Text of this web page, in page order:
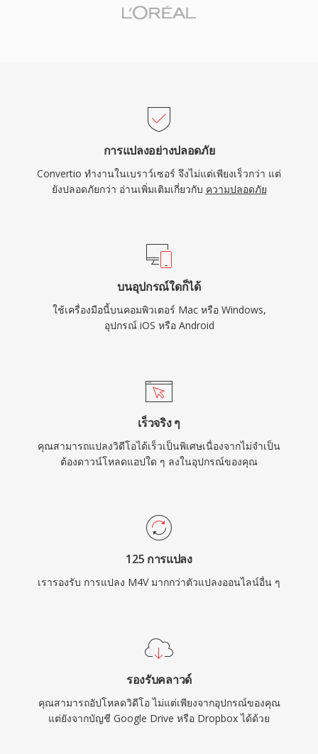
การแปลงอย่างปลอดภัย
Convertio ทำงานในเบราว์เซอร์ จึงไม่แต่เพียงเร็วกว่า แต่
ยังปลอดภัยกว่า อ่านเพิ่มเติมเกี่ยวกับ ความปลอดภัย
บนอุปกรณ์ใดก็ได้
ใช้เครื่องมือนี้บนคอมพิวเตอร์ Mac หรือ Windows,
อุปกรณ์ iOS หรือ Android
เร็วจริง ๆ
คุณสามารถแปลงวิดีโอได้เร็วเป็นพิเศษเนื่องจากไม่จำเป็น
ต้องดาวน์โหลดแอปใด ๆ ลงในอุปกรณ์ของคุณ
125 การแปลง
เรารองรับ การแปลง M4V มากกว่าตัวแปลงออนไลน์อื่น ๆ
รองรับคลาวด์
คุณสามารถอัปโหลดวิดีโอ ไม่แต่เพียงจากอุปกรณ์ของคุณ
แต่ยังจากบัญชี Google Drive หรือ Dropbox ได้ด้วย